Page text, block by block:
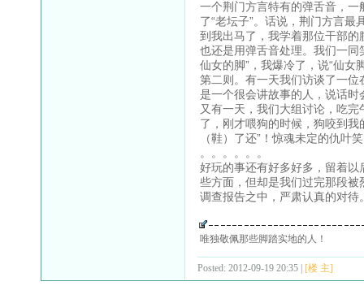
一个荆门方言特有的弹舌音，一
了“老坛子”。话说，荆门方言
到我出马了，我学着那位干部的
也还是用弹舌音处理。我们一
仙女的脚”，我爆冷了，说“仙女
第二则。有一天我们访谈了一位
是一个很会讲故事的人，说话时
又有一天，我们大组讨论，吃
了，刚才喂狗的时候，狗咬到
（鞋）了还”！惊魂未定的仇叶
。。。。。。
好玩的事还有好多好多，留着
些方面，但却是我们过完那段
调查报告之中，严肃认真的对待
唯独敬佩那些脚踏实地的人！
Posted: 2012-09-19 20:35 | [楼 主]